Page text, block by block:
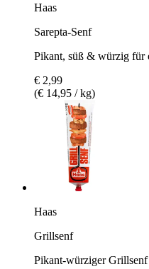
Haas
Sarepta-Senf
Pikant, süß & würzig für
€ 2,99
(€ 14,95 / kg)
Haas
Grillsenf
Pikant-würziger